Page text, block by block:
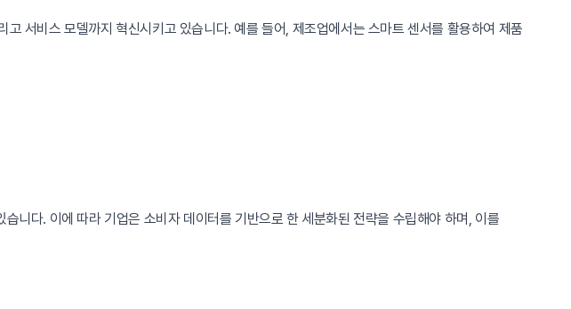
서비스 모델까지 혁신시키고 있습니다. 예를 들어, 제조업에서는 스마트 센서를 활용하여 제품
니다. 이에 따라 기업은 소비자 데이터를 기반으로 한 세분화된 전략을 수립해야 하며, 이를